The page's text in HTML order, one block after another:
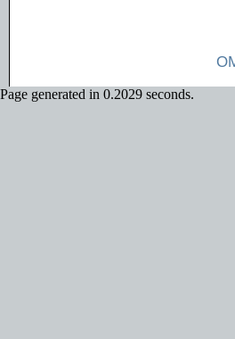
Page generated in 0.2029 seconds.